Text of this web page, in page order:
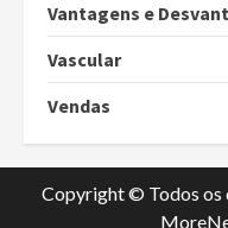
Vantagens e
Vascular
Vendas
Copyright © Todos os